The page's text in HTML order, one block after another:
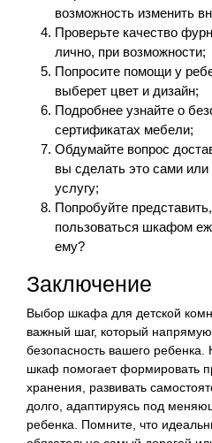
возможность изменить
Проверьте качество
лично, при возможности;
Попросите помощи у
выберет цвет и дизайн;
Подробнее узнайте о
сертификатах мебели;
Обдумайте вопрос
вы сделать это сами или
услугу;
Попробуйте
пользоваться шкафом
ему?
Заключение
Выбор шкафа для детской
важный шаг, который
безопасность вашего
шкаф помогает формировать
хранения, развивать
долго, адаптируясь под
ребенка. Помните, что